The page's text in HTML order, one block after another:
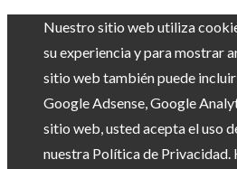
Nuestro sitio web utiliza
su experiencia y para mostrar
sitio web también puede
Google Adsense, Google
sitio web, usted acepta el uso
nuestra Política de Privacidad.